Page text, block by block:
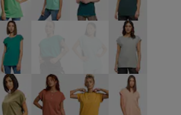
grün grün
grün grün grün grau